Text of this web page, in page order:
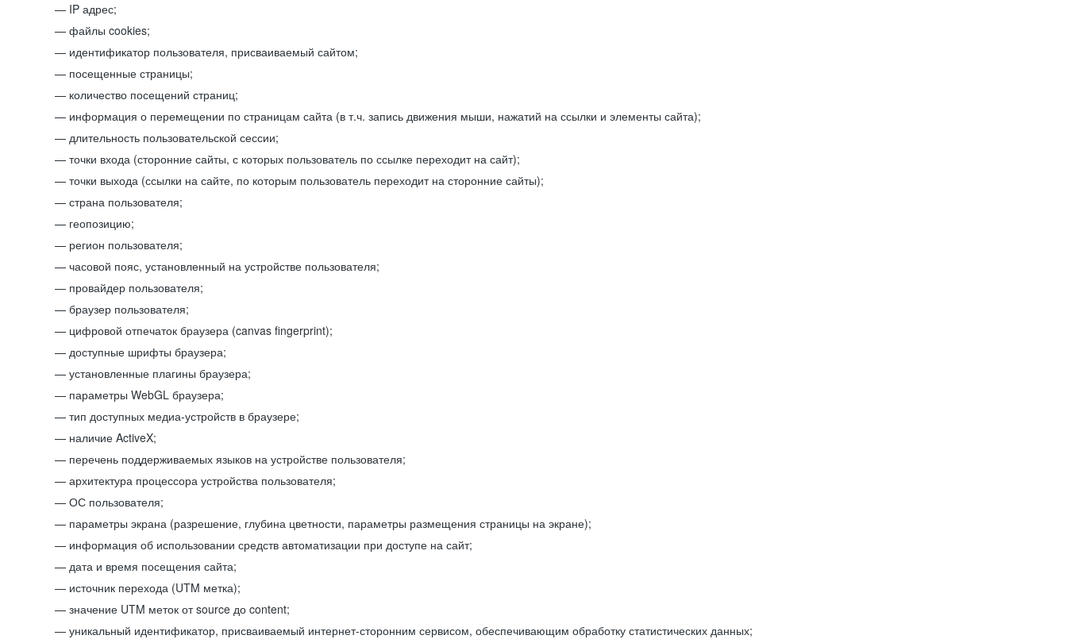
IP адрес;
файлы cookies;
идентификатор пользователя, присваиваемый сайтом;
посещенные страницы;
количество посещений страниц;
информация о перемещении по страницам сайта (в т.ч. запись движения мыши, нажатий на ссылки и элементы сайта);
длительность пользовательской сессии;
точки входа (сторонние сайты, с которых пользователь по ссылке переходит на сайт);
точки выхода (ссылки на сайте, по которым пользователь переходит на сторонние сайты);
страна пользователя;
геопозицию;
регион пользователя;
часовой пояс, установленный на устройстве пользователя;
провайдер пользователя;
браузер пользователя;
цифровой отпечаток браузера (canvas fingerprint);
доступные шрифты браузера;
установленные плагины браузера;
параметры WebGL браузера;
тип доступных медиа-устройств в браузере;
наличие ActiveX;
перечень поддерживаемых языков на устройстве пользователя;
архитектура процессора устройства пользователя;
ОС пользователя;
параметры экрана (разрешение, глубина цветности, параметры размещения страницы на экране);
информация об использовании средств автоматизации при доступе на сайт;
дата и время посещения сайта;
источник перехода (UTM метка);
значение UTM меток от source до content;
уникальный идентификатор, присваиваемый интернет-сторонним сервисом, обеспечивающим обработку статистических данных;